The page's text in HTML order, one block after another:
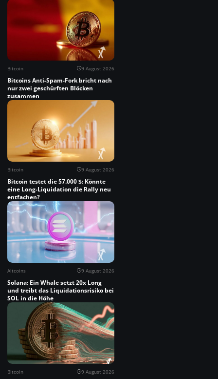
Bitcoin 9 August 2026
Bitcoins Anti-Spam-Fork bricht nach
nur zwei geschürften Blöcken
zusammen
Bitcoin 9 August 2026
Bitcoin testet die 57.000 $: Könnte
eine Long-Liquidation die Rally neu
entfachen?
Altcoins 9 August 2026
Solana: Ein Whale setzt 20x Long
und treibt das Liquidationsrisiko bei
SOL in die Höhe
Bitcoin 9 August 2026